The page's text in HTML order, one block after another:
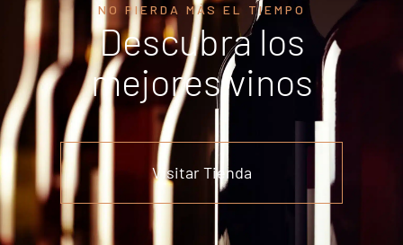
NO PIERDA MÁS EL TIEMPO
Descubra los
mejores vinos
Visitar Tienda